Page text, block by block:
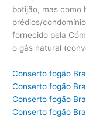
botijão, mas como
prédios/
fornecido pela
o gás natural
Conserto fogão
Conserto fogão
Conserto fogão
Conserto fogão